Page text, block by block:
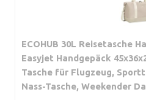
ECOHUB 30L Reisetasche
Easyjet Handgepäck
Tasche für Flugzeug,
Nass-Tasche, Weekender